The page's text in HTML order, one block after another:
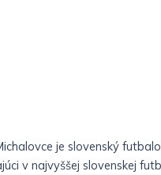
je slovenský
v najvyššej slovenskej